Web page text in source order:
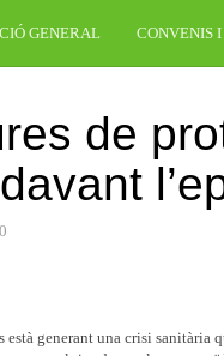
GENERAL CONVENIS I
de
generant una crisi sanitària